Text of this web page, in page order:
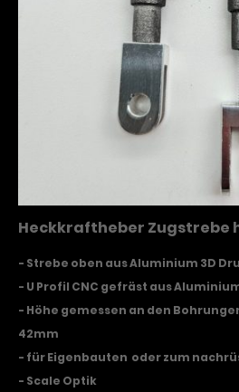
Heckkraftheber Zugstrebe
- Strebe oben aus Aluminium 3D
- U Profil CNC gefräst aus
- Höhe gemessen an den
42mm
- für Eigenbauten oder zum
- Scale Optik